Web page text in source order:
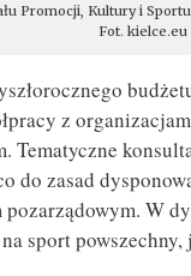
Promocji, Kultury i
Fot. kielce.eu
z
Tematyczne
do zasad
W
sport